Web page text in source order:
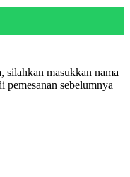
silahkan masukkan nama
pemesanan sebelumnya